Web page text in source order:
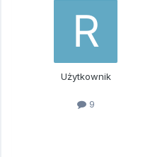
Użytkownik
9